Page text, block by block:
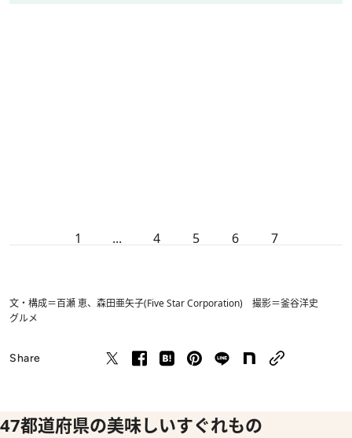
1 ... 4 5 6 7
文・構成＝百瀬 恵、森田亜矢子(Five Star Corporation) 撮影＝釜谷洋史
グルメ
Share
47都道府県の美味しいすぐれもの